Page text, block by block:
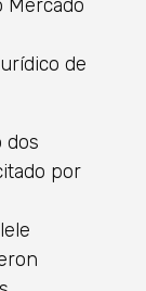
Mercado
de
dos
por